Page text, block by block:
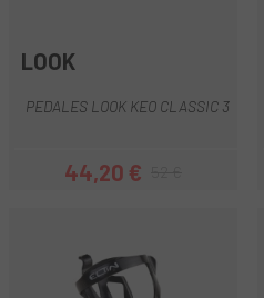
LOOK
PEDALES LOOK KEO CLASSIC 3
Precio
44,20 €Precio regular